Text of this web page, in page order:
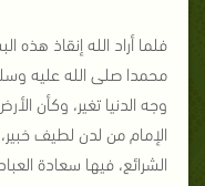
فلما أراد الله إنقاذ
محمدا صلى الله عليه
وجه الدنيا تغير، وكأن
الإمام من لدن لطيف
الشرائع، فيها سعادة